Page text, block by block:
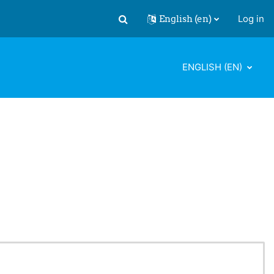
Toggle search input
English ‎(en)‎ Log in
ENGLISH ‎(EN)‎